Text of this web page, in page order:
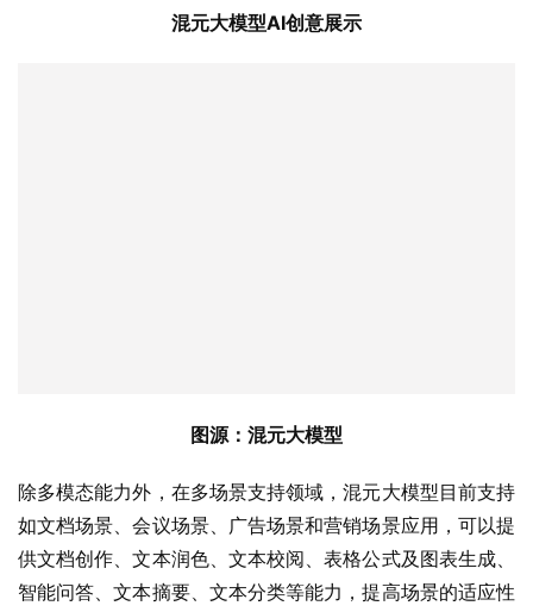
混元大模型AI创意展示
图源：混元大模型
除多模态能力外，在多场景支持领域，混元大模型目前支持
如文档场景、会议场景、广告场景和营销场景应用，可以提
供文档创作、文本润色、文本校阅、表格公式及图表生成、
智能问答、文本摘要、文本分类等能力，提高场景的适应性